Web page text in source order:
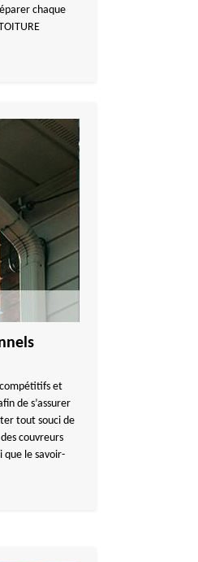
chaque
et
de s’assurer
tout souci de
couvreurs
que le savoir-